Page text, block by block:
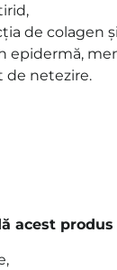
de colagen
epidermă,
de netezire.
acest